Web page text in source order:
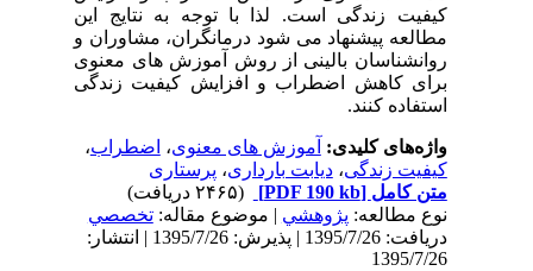
کیفیت زندگی است. لذا با توجه به نتایج این
مطالعه پیشنهاد می شود درمانگران، مشاوران و
روانشناسان بالینی از روش آموزش های معنوی
برای کاهش اضطراب و افزایش کیفیت زندگی
استفاده کنند.
واژه‌های کلیدی:آموزش های معنوی،اضطراب،
کیفیت زندگی،دیابت بارداری،پرستاری
متن کامل[PDF 190 kb]
نوع مطالعه:پژوهشي| موضوع مقاله:تخصصي
دریافت: 1395/7/26 | پذیرش: 1395/7/26 | انتشار:
1395/7/26